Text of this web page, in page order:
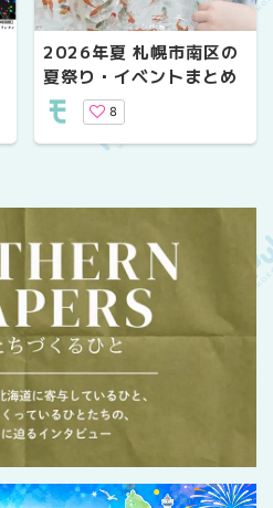
2026年夏 札幌市南区の
夏祭り・イベントまとめ
8